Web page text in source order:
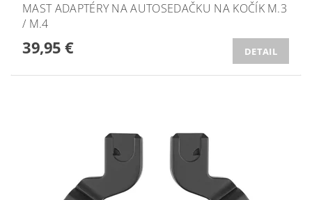
MAST ADAPTÉRY NA AUTOSEDAČKU NA KOČÍK M.3
/ M.4
39,95 € DETAIL